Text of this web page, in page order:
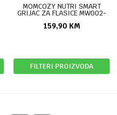
MOMCOZY NUTRI SMART
GRIJAC ZA FLASICE MW002-
159,90 KM
FILTERI PROIZVODA